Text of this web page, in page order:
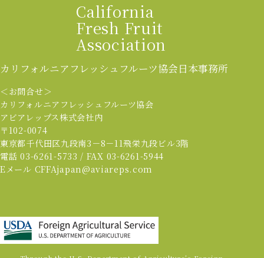
California
Fresh Fruit
Association
カリフォルニアフレッシュフルーツ協会日本事務所
＜お問合せ＞
カリフォルニアフレッシュフルーツ協会
アビアレップス株式会社内
〒102-0074
東京都千代田区九段南3－8－11飛栄九段ビル3階
電話 03-6261-5733 / FAX 03-6261-5944
Eメール CFFAjapan@aviareps.com